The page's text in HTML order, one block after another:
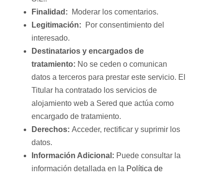
Finalidad: Moderar los comentarios.
Legitimación: Por consentimiento del
interesado.
Destinatarios y encargados de
tratamiento: No se ceden o comunican
datos a terceros para prestar este servicio. El
Titular ha contratado los servicios de
alojamiento web a Sered que actúa como
encargado de tratamiento.
Derechos: Acceder, rectificar y suprimir los
datos.
Información Adicional: Puede consultar la
información detallada en la Política de